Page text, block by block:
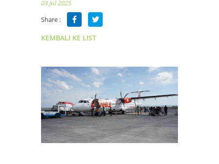
03 Jul 2025
Share :
KEMBALI KE LIST